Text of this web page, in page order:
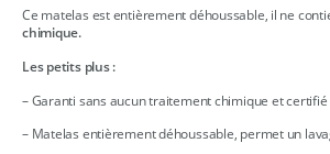
Ce matelas est entièrement déhoussable, il ne
chimique.
Les petits plus :
– Garanti sans aucun traitement chimique et certifié
– Matelas entièrement déhoussable, permet un